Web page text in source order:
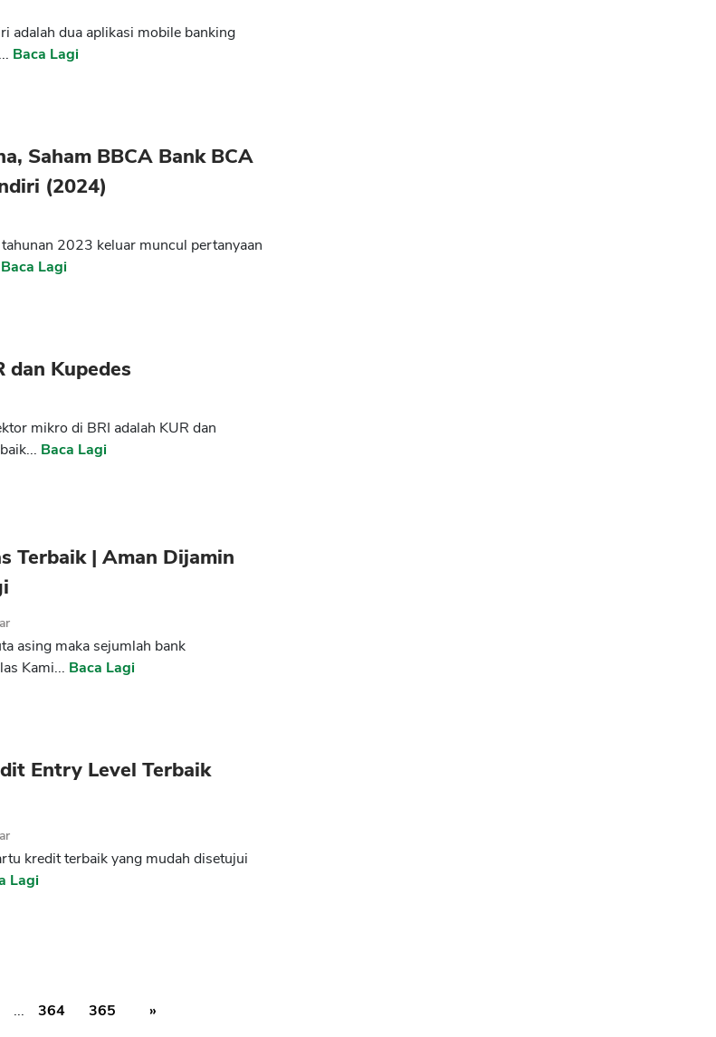
adalah dua aplikasi mobile banking
Baca Lagi
Saham BBCA Bank BCA
(2024)
2023 keluar muncul pertanyaan
Baca Lagi
dan Kupedes
mikro di BRI adalah KUR dan
Baca Lagi
Terbaik | Aman Dijamin
asing maka sejumlah bank
Kami... Baca Lagi
Entry Level Terbaik
kredit terbaik yang mudah disetujui
Lagi
... 364 365 »